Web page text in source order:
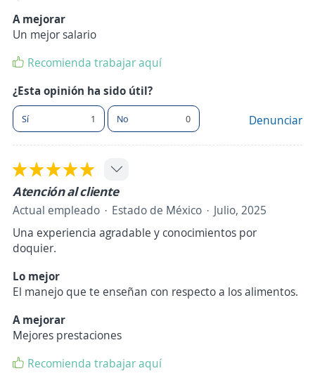
A mejorar
Un mejor salario
Recomienda trabajar aquí
¿Esta opinión ha sido útil?
Sí 1 No 0 Denunciar
Atención al cliente
Actual empleado Estado de México
Julio, 2025
Una experiencia agradable y conocimientos por
doquier.
Lo mejor
El manejo que te enseñan con respecto a los alimentos.
A mejorar
Mejores prestaciones
Recomienda trabajar aquí